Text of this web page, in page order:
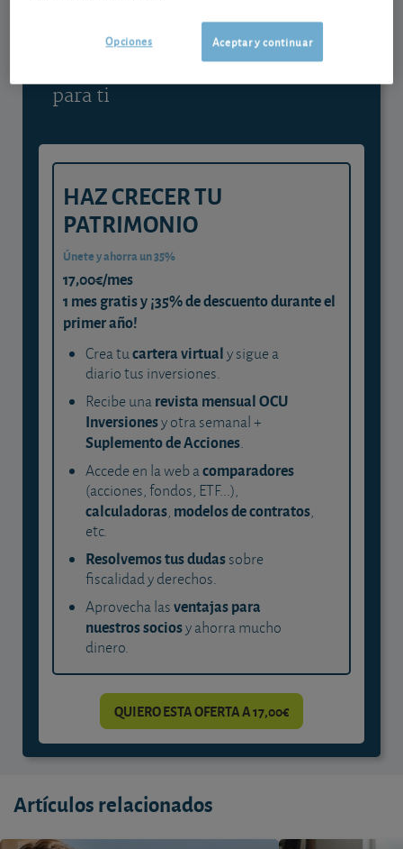
Gestiona tu dinero con visión
experta
para ti
HAZ CRECER TU
PATRIMONIO
Únete y ahorra un 35%
17,00€/mes
1 mes gratis y ¡35% de descuento durante el
primer año!
Crea tucartera virtualy sigue a
diario tus inversiones.
Recibe unarevista mensual OCU
Inversionesy otra semanal +
Suplemento de Acciones.
Accede en la web acomparadores
(acciones, fondos, ETF...),
calculadoras, modelos de contratos,
etc.
Resolvemos tus dudassobre
fiscalidad y derechos.
Aprovecha lasventajas para
nuestros sociosy ahorra mucho
dinero.
QUIERO ESTA OFERTA A 17,00€
Artículos relacionados
Aceptar y continuar
Opciones